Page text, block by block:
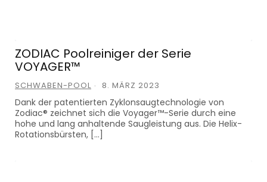
ZODIAC Poolreiniger der Serie
VOYAGER™
SCHWABEN-POOL 8. MÄRZ 2023
Dank der patentierten Zyklonsaugtechnologie von
Zodiac® zeichnet sich die Voyager™-Serie durch eine
hohe und lang anhaltende Saugleistung aus. Die Helix-
Rotationsbürsten, […]